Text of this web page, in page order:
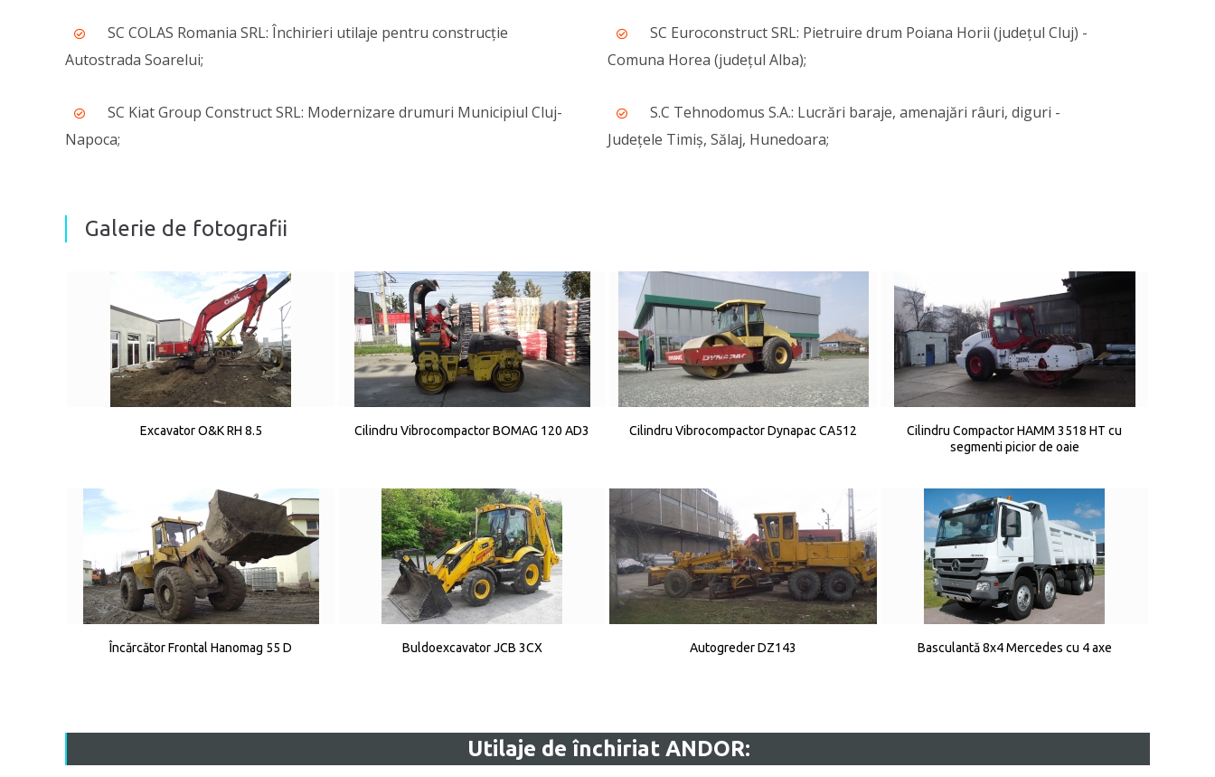
SC COLAS Romania SRL: Închirieri utilaje pentru construcție
Autostrada Soarelui;
SC Euroconstruct SRL: Pietruire drum Poiana Horii (județul Cluj) -
Comuna Horea (județul Alba);
SC Kiat Group Construct SRL: Modernizare drumuri Municipiul Cluj-
Napoca;
S.C Tehnodomus S.A.: Lucrări baraje, amenajări râuri, diguri -
Județele Timiș, Sălaj, Hunedoara;
Galerie de fotografii
Excavator O&K RH 8.5 Cilindru Vibrocompactor BOMAG 120 AD3 Cilindru Vibrocompactor Dynapac CA512
Cilindru Compactor HAMM 3518 HT cu
segmenti picior de oaie
Încărcător Frontal Hanomag 55 D Buldoexcavator JCB 3CX Autogreder DZ143 Basculantă 8x4 Mercedes cu 4 axe
Utilaje de închiriat ANDOR: